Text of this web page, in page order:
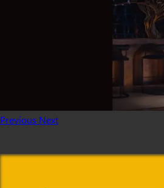
Previous Next